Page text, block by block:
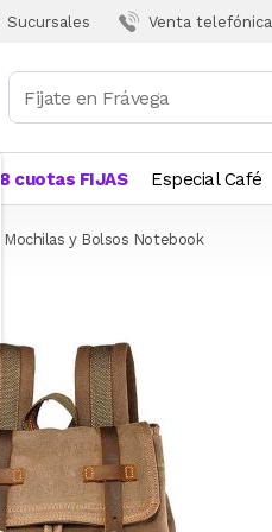
Sucursales Venta telefónica
18 cuotas FIJAS Especial Café
Mochilas y Bolsos Notebook